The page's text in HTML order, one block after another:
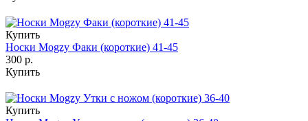
Купить
Носки Mogzy Факи (короткие) 41-45
300 р.
Купить
Купить